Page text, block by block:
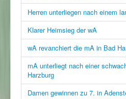
Herren unterliegen nach einem
Klarer Heimsieg der wA
wA revanchiert die mA in Bad
mA unterliegt nach einer
Harzburg
Damen gewinnen zu 7. in